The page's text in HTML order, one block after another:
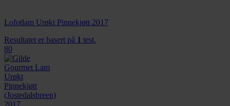
Lofotlam Urøkt Pinnekjøtt 2017
Resultatet er basert på 1 test.
80